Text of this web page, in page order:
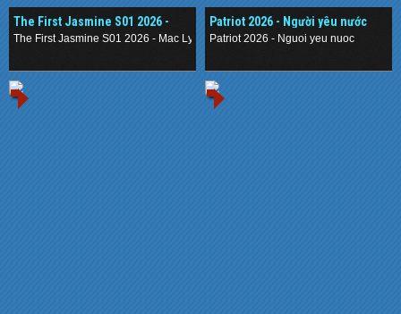
The First Jasmine S01 2026 -
Mạc Ly
The First Jasmine S01 2026 - Mac Ly
Patriot 2026 - Người yêu nước
Patriot 2026 - Nguoi yeu nuoc